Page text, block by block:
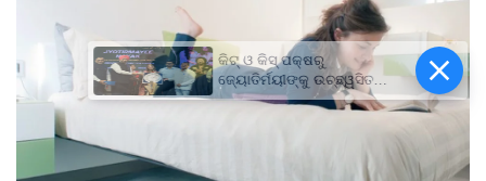
କିଟ୍‍ ଓ କିସ୍‍ ପକ୍ଷରୁ
ଜ୍ୟୋତିର୍ମୟୀଙ୍କୁ ଉଚ୍ଛ୍ୱସିତ
ସମ୍ବର୍ଦ୍ଧନା; ୫ଲକ୍ଷ ଟଙ୍କାର